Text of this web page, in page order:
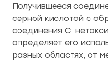
Получившееся
серной кислотой с
соединения C,
определяет его
разных областях, от